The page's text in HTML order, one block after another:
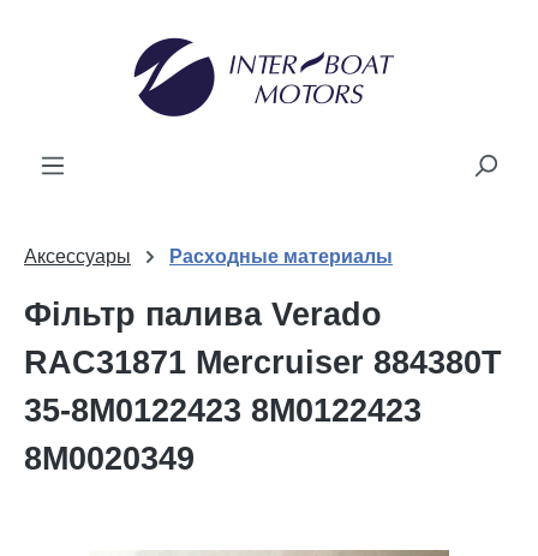
Аксессуары Расходные материалы
Фільтр палива Verado
RAC31871 Mercruiser 884380T
35-8M0122423 8M0122423
8M0020349